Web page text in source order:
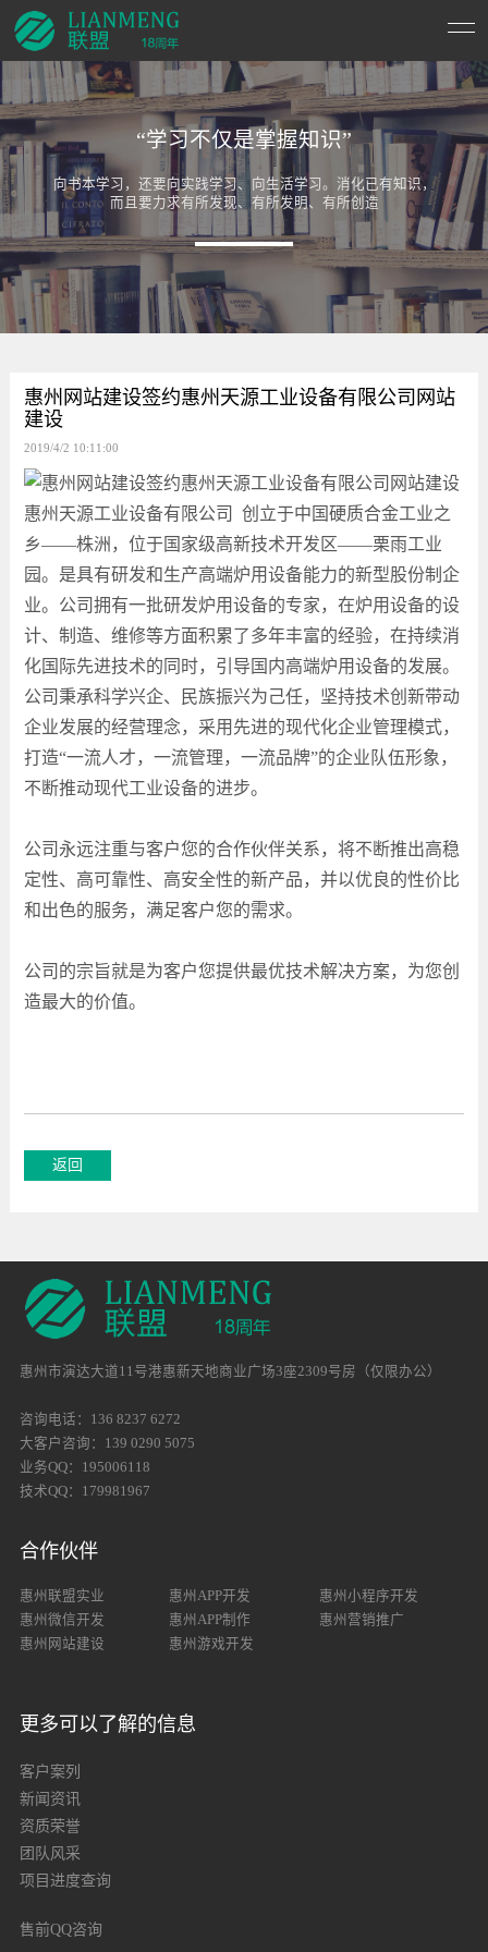
“学习不仅是掌握知识”
向书本学习，还要向实践学习、向生活学习。消化已有知识，
而且要力求有所发现、有所发明、有所创造
惠州网站建设签约惠州天源工业设备有限公司网站
建设
2019/4/2 10:11:00
惠州天源工业设备有限公司 创立于中国硬质合金工业之
乡——株洲，位于国家级高新技术开发区——栗雨工业
园。是具有研发和生产高端炉用设备能力的新型股份制企
业。公司拥有一批研发炉用设备的专家，在炉用设备的设
计、制造、维修等方面积累了多年丰富的经验，在持续消
化国际先进技术的同时，引导国内高端炉用设备的发展。
公司秉承科学兴企、民族振兴为己任，坚持技术创新带动
企业发展的经营理念，采用先进的现代化企业管理模式，
打造“一流人才，一流管理，一流品牌”的企业队伍形象，
不断推动现代工业设备的进步。
公司永远注重与客户您的合作伙伴关系，将不断推出高稳
定性、高可靠性、高安全性的新产品，并以优良的性价比
和出色的服务，满足客户您的需求。
公司的宗旨就是为客户您提供最优技术解决方案，为您创
造最大的价值。
惠州市演达大道11号港惠新天地商业广场3座2309号房（仅限办公）
咨询电话：136 8237 6272
大客户咨询：139 0290 5075
业务QQ：195006118
技术QQ：179981967
合作伙伴
惠州联盟实业 惠州APP开发
惠州小程序开发
惠州微信开发
惠州APP制作
惠州营销推广
惠州网站建设
惠州游戏开发
更多可以了解的信息
客户案列
新闻资讯
资质荣誉
团队风采
项目进度查询
售前QQ咨询